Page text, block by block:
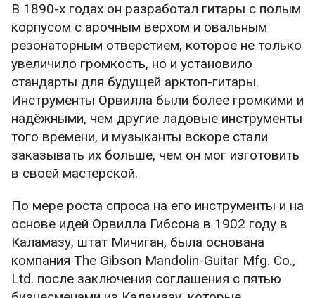
В 1890-х годах он разработал гитары с полым
корпусом с арочным верхом и овальным
резонаторным отверстием, которое не только
увеличило громкость, но и установило
стандарты для будущей арктоп-гитары.
Инструменты Орвилла были более громкими и
надёжными, чем другие ладовые инструменты
того времени, и музыканты вскоре стали
заказывать их больше, чем он мог изготовить
в своей мастерской.
По мере роста спроса на его инструменты и на
основе идей Орвилла Гибсона в 1902 году в
Каламазу, штат Мичиган, была основана
компания The Gibson Mandolin-Guitar Mfg. Co.,
Ltd. после заключения соглашения с пятью